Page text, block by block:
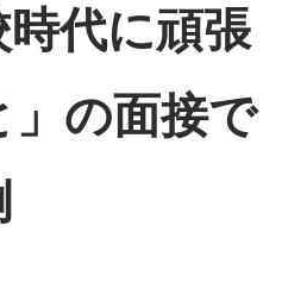
時代に頑張
」の面接で